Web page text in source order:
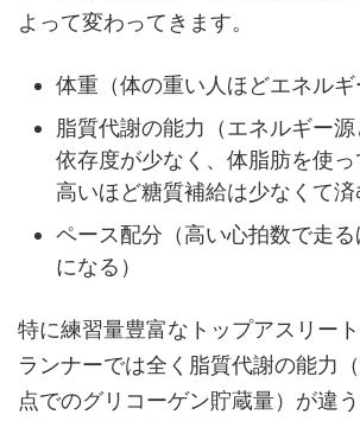
よって変わってきます。
体重（体の重い人ほどエネルギ
脂質代謝の能力（エネルギー
依存度が少なく、体脂肪を使
高いほど糖質補給は少なくて済
ペース配分（高い心拍数で走
になる）
特に練習量豊富なトップアスリー
ランナーでは全く脂質代謝の能力
点でのグリコーゲン貯蔵量）が違